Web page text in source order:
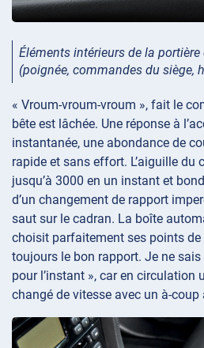
Éléments intérieurs de la
(poignée, commandes du siège,
« Vroum-vroum-vroum », fait le
bête est lâchée. Une réponse à
instantanée, une abondance de
rapide et sans effort. L’aiguille du
jusqu’à 3000 en un instant et
d’un changement de rapport
saut sur le cadran. La boîte
choisit parfaitement ses points de
toujours le bon rapport. Je ne sais
pour l’instant », car en circulation
changé de vitesse avec un à-coup